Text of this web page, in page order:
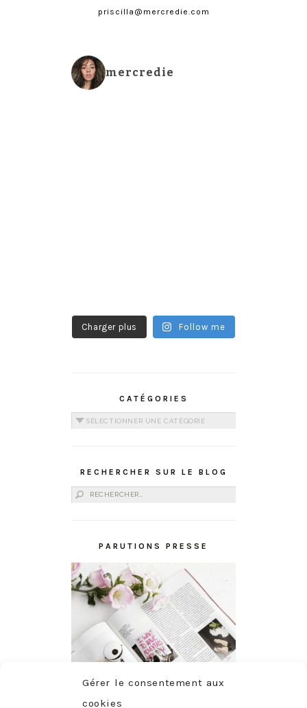
Gérer le consentement aux
cookies
priscilla@mercredie.com
mercredie
Charger plus Follow me
CATÉGORIES
Catégories
RECHERCHER SUR LE BLOG
Rechercher :
PARUTIONS PRESSE